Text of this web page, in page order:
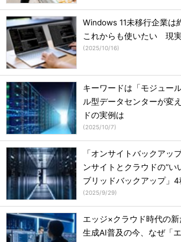
Windows 11未移行企業は
これからも使いたい 現
(2025/10/16)
キーワードは「モジュー
ル型データセンターが変
ドの実例は
(2025/10/7)
「オンサイトバックアッ
ンサイトとクラウドの“
ブリッドバックアップ」4
(2025/9/29)
エッジ×クラウド時代の新
生成AI普及の今、なぜ「